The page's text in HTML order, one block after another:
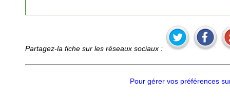
Partagez-la fiche sur les réseaux sociaux :
Pour gérer vos préférences